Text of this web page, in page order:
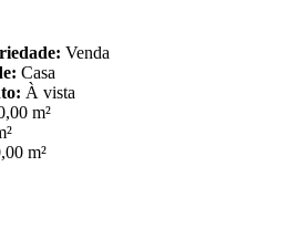
Venda
Casa
À vista
m²
m²